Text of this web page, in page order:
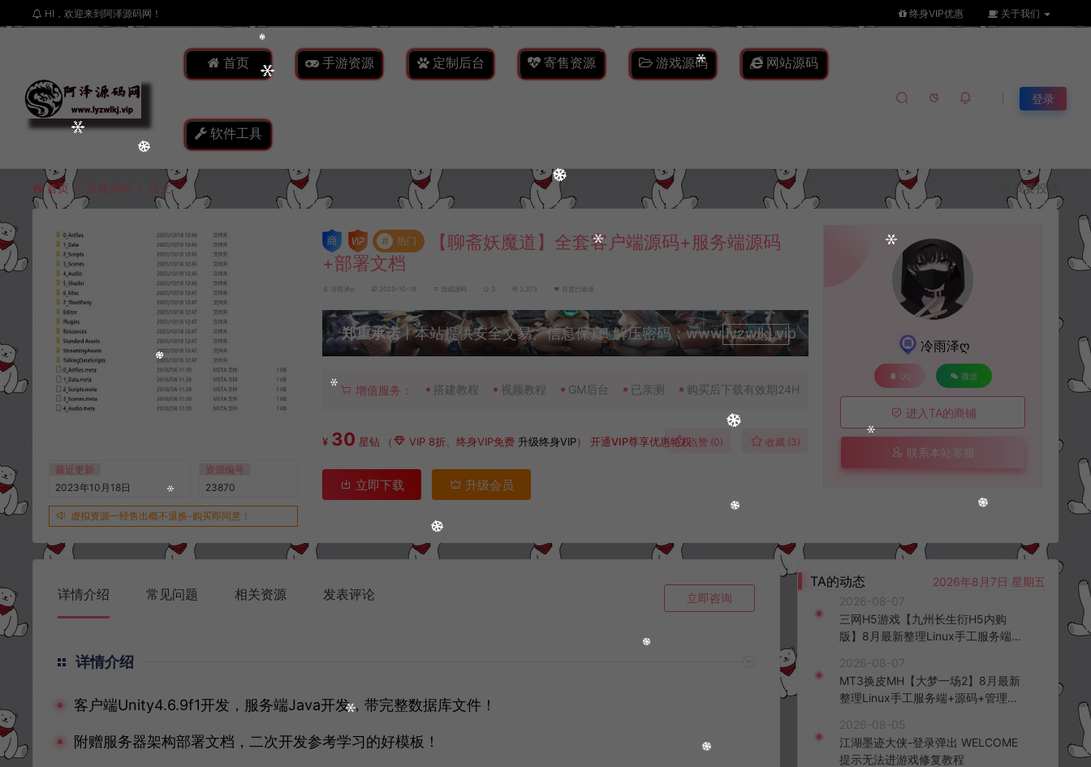
HI，欢迎来到阿泽源码网！ 终身VIP优惠 关于我们
首页 手游资源 定制后台 寄售资源 游戏源码 网站源码
软件工具
登录
首页 游戏源码 正文 我要投稿
最近更新
2023年10月18日
资源编号
23870
虚拟资源一经售出概不退换-购买即同意！
# 热门
【聊斋妖魔道】全套客户端源码+服务端源码
+部署文档
冷雨泽ღ 2023-10-18 游戏源码 3 3,373 百度已收录
郑重承诺丨本站提供安全交易、信息保真! 解压密码：www.lyzwlkj.vip
升级会员
增值服务： 搭建教程 视频教程 GM后台 已亲测 购买后下载有效期24H
¥ 30 星钻 （ VIP 8折、终身VIP免费 升级终身VIP）开通VIP尊享优惠特权点赞 (0) 收藏 (3)
立即下载 升级会员
冷雨泽ღ
QQ 微信
进入TA的商铺
联系本站客服
详情介绍 常见问题 相关资源 发表评论 立即咨询
详情介绍
客户端Unity4.6.9f1开发，服务端Java开发，带完整数据库文件！
附赠服务器架构部署文档，二次开发参考学习的好模板！
TA的动态
2026年8月7日 星期五
2026-08-07
三网H5游戏【九州长生衍H5内购
版】8月最新整理Linux手工服务端
客户端+详细搭建教程+视频教程
2026-08-07
MT3换皮MH【大梦一场2】8月最新
整理Linux手工服务端+源码+管理后
频教程
2026-08-05
江湖墨迹大侠-登录弹出 WELCOME
提示无法进游戏修复教程